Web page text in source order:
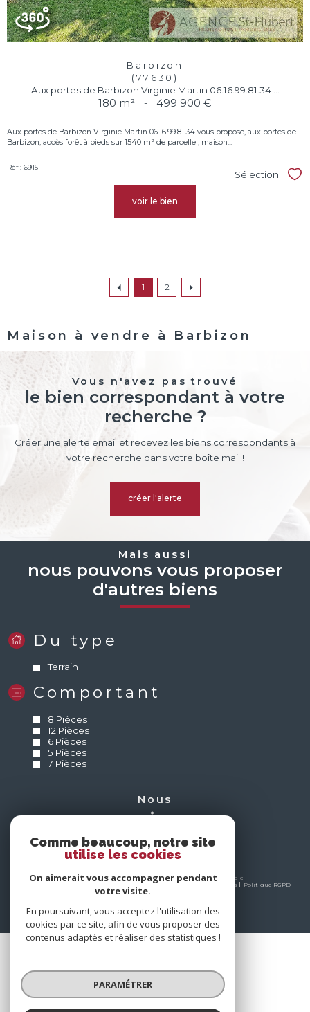
Barbizon
(77630)
Aux portes de Barbizon Virginie Martin 06.16.99.81.34 ...
180 m² - 499 900 €
Aux portes de Barbizon Virginie Martin 06.16.99.81.34 vous propose, aux portes de
Barbizon, accès forêt à pieds sur 1540 m² de parcelle , maison...
Réf : 6915
Sélection
voir le bien
1 2
Maison à vendre à Barbizon
Vous n'avez pas trouvé
le bien correspondant à votre
recherche ?
Créer une alerte email et recevez les biens correspondants à
votre recherche dans votre boîte mail !
créer l'alerte
Mais aussi
nous pouvons vous proposer
d'autres biens
Du type
Terrain
Comportant
8 Pièces
12 Pièces
6 Pièces
5 Pièces
7 Pièces
nous
suivre
© 2026 | Tous droits réservés | Traduction powered by Google |
Mentions légales Admin Partenaires
Politique RGPD
Cookies
Comme beaucoup, notre site
utilise les cookies
On aimerait vous accompagner pendant
votre visite.
En poursuivant, vous acceptez l'utilisation des
cookies par ce site, afin de vous proposer des
contenus adaptés et réaliser des statistiques !
PARAMÉTRER